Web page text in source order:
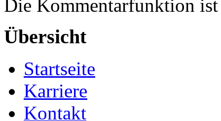
Die Kommentarfunktion ist
Übersicht
Startseite
Karriere
Kontakt